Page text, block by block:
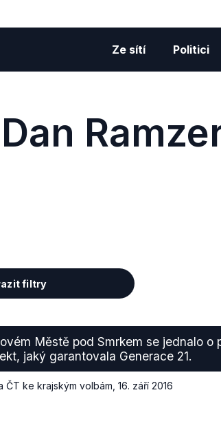
Ze sítí Politici
Dan
filtry
Městě pod Smrkem se jednalo o
jaký garantovala Generace 21.
ČT ke krajským volbám 16. září 2016